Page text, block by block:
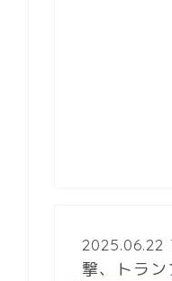
2025.06.22
撃、トラ